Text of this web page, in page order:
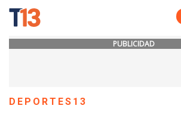
PUBLICIDAD
DEPORTES13